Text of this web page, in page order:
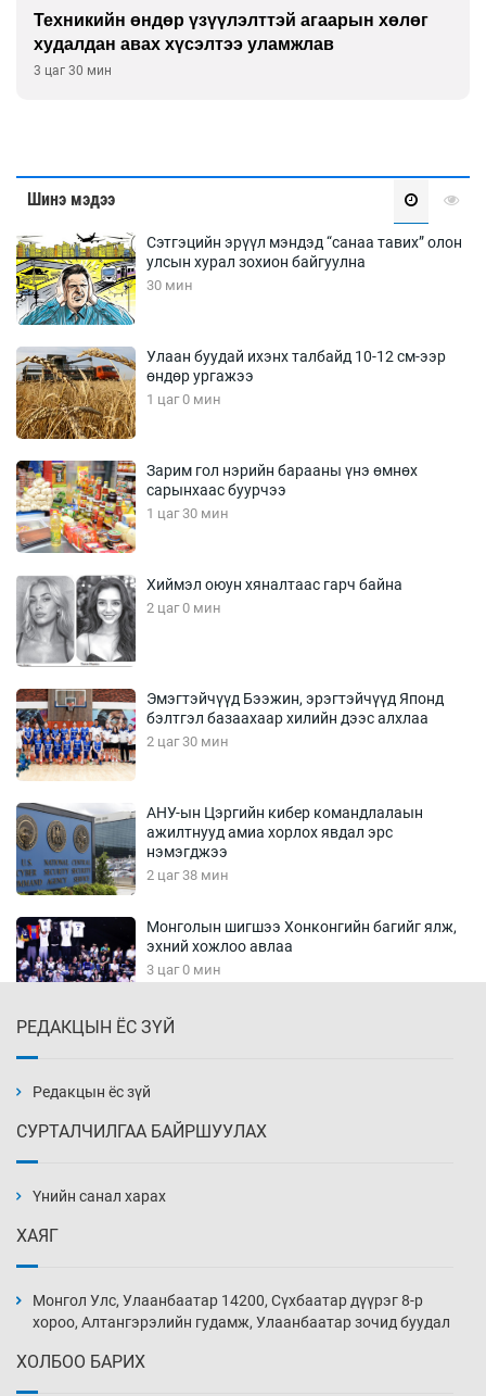
Техникийн өндөр үзүүлэлттэй агаарын хөлөг
худалдан авах хүсэлтээ уламжлав
3 цаг 30 мин
Шинэ мэдээ
Сэтгэцийн эрүүл мэндэд “санаа тавих” олон
улсын хурал зохион байгуулна
30 мин
Улаан буудай ихэнх талбайд 10-12 см-ээр
өндөр ургажээ
1 цаг 0 мин
Зарим гол нэрийн барааны үнэ өмнөх
сарынхаас буурчээ
1 цаг 30 мин
Хиймэл оюун хяналтаас гарч байна
2 цаг 0 мин
Эмэгтэйчүүд Бээжин, эрэгтэйчүүд Японд
бэлтгэл базаахаар хилийн дээс алхлаа
2 цаг 30 мин
АНУ-ын Цэргийн кибер командлалаын
ажилтнууд амиа хорлох явдал эрс
нэмэгджээ
2 цаг 38 мин
Монголын шигшээ Хонконгийн багийг ялж,
эхний хожлоо авлаа
3 цаг 0 мин
3 цаг 30 мин
4 цаг 0 мин
4 цаг 30 мин
РЕДАКЦЫН ЁС ЗҮЙ
Редакцын ёс зүй
СУРТАЛЧИЛГАА БАЙРШУУЛАХ
Үнийн санал харах
ХАЯГ
Монгол Улс, Улаанбаатар 14200, Сүхбаатар дүүрэг 8-р
хороо, Алтангэрэлийн гудамж, Улаанбаатар зочид буудал
ХОЛБОО БАРИХ